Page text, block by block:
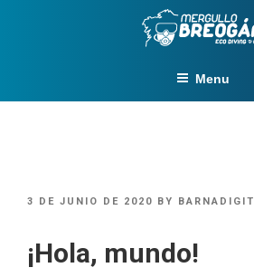
Menu
POSTED
3 DE JUNIO DE 2020 BY BARNADIGIT
¡Hola, mundo!